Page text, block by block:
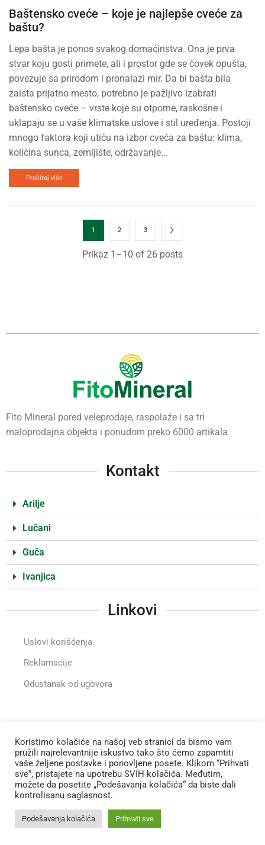
Baštensko cveće – koje je najlepše cveće za
baštu?
Lepa bašta je ponos svakog domaćinstva. Ona je prva
stvar koju gosti primete, ali i prostor gde se čovek opušta,
povezuje sa prirodom i pronalazi mir. Da bi bašta bila
zaista prijatno mesto, potrebno je pažljivo izabrati
baštensko cveće – vrste koje su otporne, raskošne i
uklapaju se u vaše klimatske uslove i stil uređenja. Postoji
mnogo faktora koji utiču na izbor cveća za baštu: klima,
količina sunca, zemljište, održavanje...
Pročitaj više
Prikaz 1–10 of 26 posts
1 2 3
Fito Mineral pored veleprodaje, raspolaže i sa tri
maloprodajna objekta i ponudom preko 6000 artikala.
Kontakt
Arilje
Lučani
Guča
Ivanjica
Linkovi
Uslovi korišćenja
Reklamacije
Odustanak od ugovora
Zapratite nas na Instagramu
Sva prava zadržana©2023 Fitomineral
Izrada sajta
Koristimo kolačiće na našoj veb stranici da bismo vam
pružili najrelevantnije iskustvo tako što ćemo zapamtiti
vaše željene postavke i ponovljene posete. Klikom “Prihvati
sve”, pristajete na upotrebu SVIH kolačića. Međutim,
možete da posetite „Podešavanja kolačića“ da biste dali
kontrolisanu saglasnost.
Podešavanja kolačića Prihvati sve